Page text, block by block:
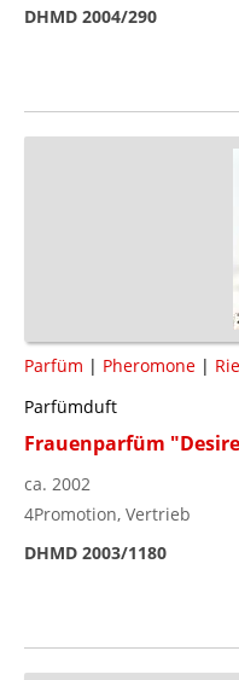
DHMD 2004/290
Parfüm | Pheromone |
Parfümduft
Frauenparfüm
ca. 2002
4Promotion, Vertrieb
DHMD 2003/1180